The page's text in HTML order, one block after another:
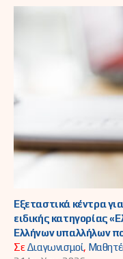
Εξεταστικά κέντρα
ειδικής κατηγορίας
Ελλήνων υπαλλήλων
ΣεΔιαγωνισμοί,